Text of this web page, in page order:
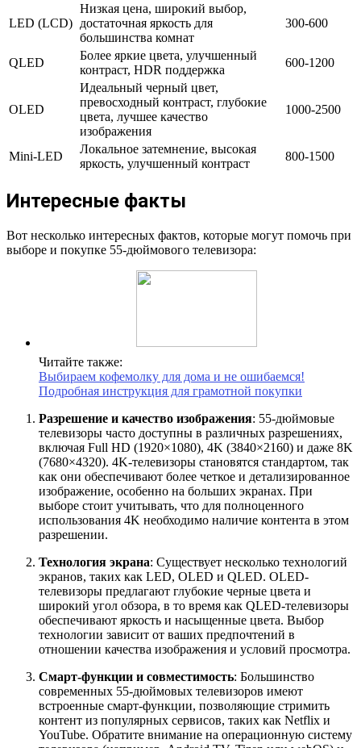
LED (LCD)
Низкая цена, широкий выбор,
достаточная яркость для
большинства комнат
300-600
QLED
Более яркие цвета, улучшенный
контраст, HDR поддержка
600-1200
OLED
Идеальный черный цвет,
превосходный контраст, глубокие
цвета, лучшее качество
изображения
1000-2500
Mini-LED
Локальное затемнение, высокая
яркость, улучшенный контраст
800-1500
Интересные факты
Вот несколько интересных фактов, которые могут помочь при
выборе и покупке 55-дюймового телевизора:
Читайте также:
Выбираем кофемолку для дома и не ошибаемся!
Подробная инструкция для грамотной покупки
Разрешение и качество изображения: 55-дюймовые
телевизоры часто доступны в различных разрешениях,
включая Full HD (1920×1080), 4K (3840×2160) и даже 8K
(7680×4320). 4K-телевизоры становятся стандартом, так
как они обеспечивают более четкое и детализированное
изображение, особенно на больших экранах. При
выборе стоит учитывать, что для полноценного
использования 4K необходимо наличие контента в этом
разрешении.
Технология экрана: Существует несколько технологий
экранов, таких как LED, OLED и QLED. OLED-
телевизоры предлагают глубокие черные цвета и
широкий угол обзора, в то время как QLED-телевизоры
обеспечивают яркость и насыщенные цвета. Выбор
технологии зависит от ваших предпочтений в
отношении качества изображения и условий просмотра.
Смарт-функции и совместимость: Большинство
современных 55-дюймовых телевизоров имеют
встроенные смарт-функции, позволяющие стримить
контент из популярных сервисов, таких как Netflix и
YouTube. Обратите внимание на операционную систему